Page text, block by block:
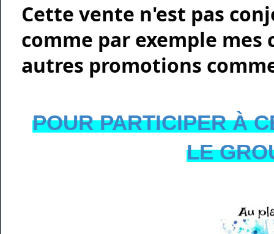
Cette vente n'est pas
comme par exemple
autres promotions
POUR PARTICIPER À
LE